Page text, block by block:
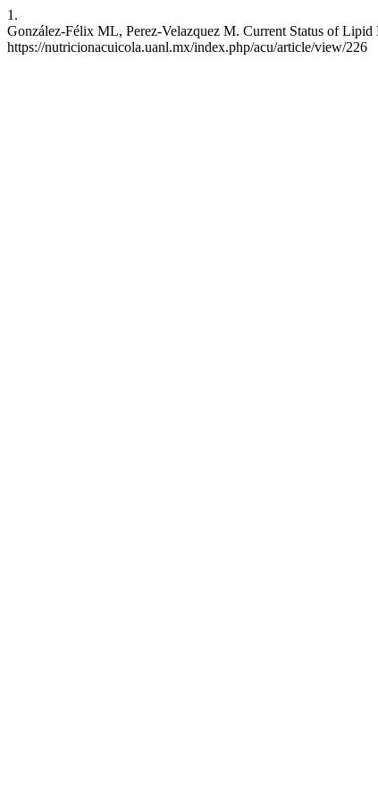
1.
González-Félix ML, Perez-Velazquez M. Current Status of
https://nutricionacuicola.uanl.mx/index.php/acu/article/view/226